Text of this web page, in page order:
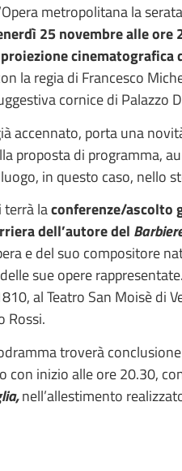
metropolitana la
25 novembre alle ore
proiezione cinematografica
la regia di Francesco
cornice di Palazzo
accennato, porta una
proposta di programma,
in questo caso, nello
terrà laconferenze/ascolto
dell’autore del
e del suo compositore
sue opere
al Teatro San Moisè di
Rossi.
troverà conclusione
con inizio alle ore 20.30,
nell’allestimento